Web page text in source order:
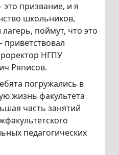
это призвание, и я
школьников,
поймут, что это
приветствовал
НГПУ
Ряписов.
погружались в
жизнь факультета
часть занятий
педагогических